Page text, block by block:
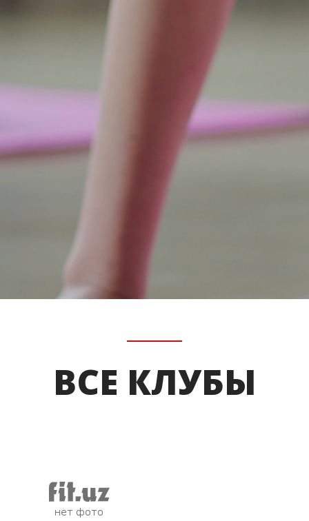
ВСЕ КЛУБЫ